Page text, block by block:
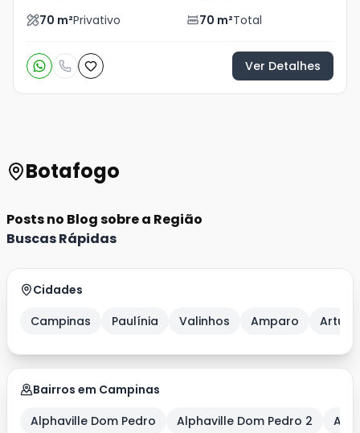
70 m²Privativo 70 m²Total
Ver Detalhes
Botafogo
Posts no Blog sobre a Região
Buscas Rápidas
Cidades
Campinas
Paulínia Valinhos Amparo Artur
Bairros em Campinas
Alphaville Dom Pedro
Alphaville Dom Pedro 2